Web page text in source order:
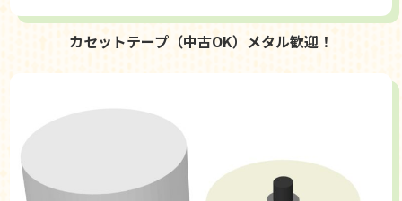
カセットテープ（中古OK）メタル歓迎！